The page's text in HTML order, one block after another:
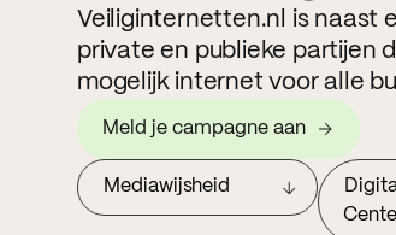
Veiliginternetten.nl is naast
private en publieke partijen
mogelijk internet voor alle
Meld je campagne aan
Mediawijsheid